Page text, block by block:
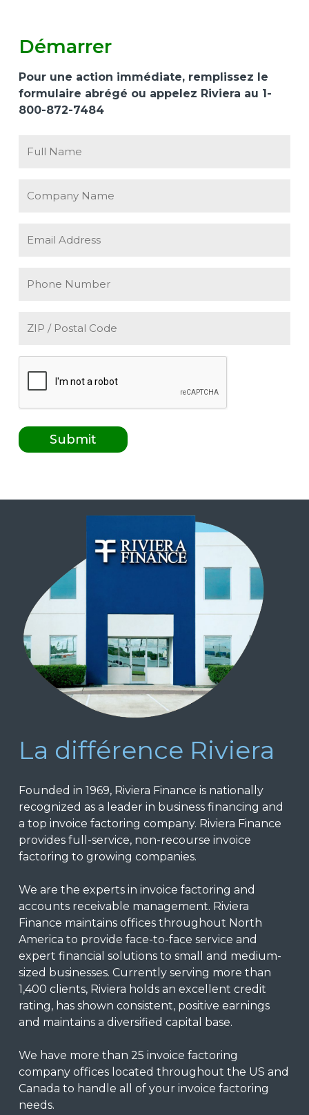
Démarrer
Pour une action immédiate, remplissez le
formulaire abrégé ou appelez Riviera au 1-
800-872-7484
La différence Riviera
Founded in 1969, Riviera Finance is nationally
recognized as a leader in business financing and
a top invoice factoring company. Riviera Finance
provides full-service, non-recourse invoice
factoring to growing companies.
We are the experts in invoice factoring and
accounts receivable management. Riviera
Finance maintains offices throughout North
America to provide face-to-face service and
expert financial solutions to small and medium-
sized businesses. Currently serving more than
1,400 clients, Riviera holds an excellent credit
rating, has shown consistent, positive earnings
and maintains a diversified capital base.
We have more than 25 invoice factoring
company offices located throughout the US and
Canada to handle all of your invoice factoring
needs.